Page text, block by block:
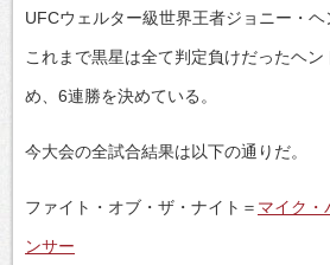
UFCウェルター級世界王者ジョニー・ヘ
これまで黒星は全て判定負けだったヘ
め、6連勝を決めている。
今大会の全試合結果は以下の通りだ。
ファイト・オブ・ザ・ナイト＝ マイク・
ンサー